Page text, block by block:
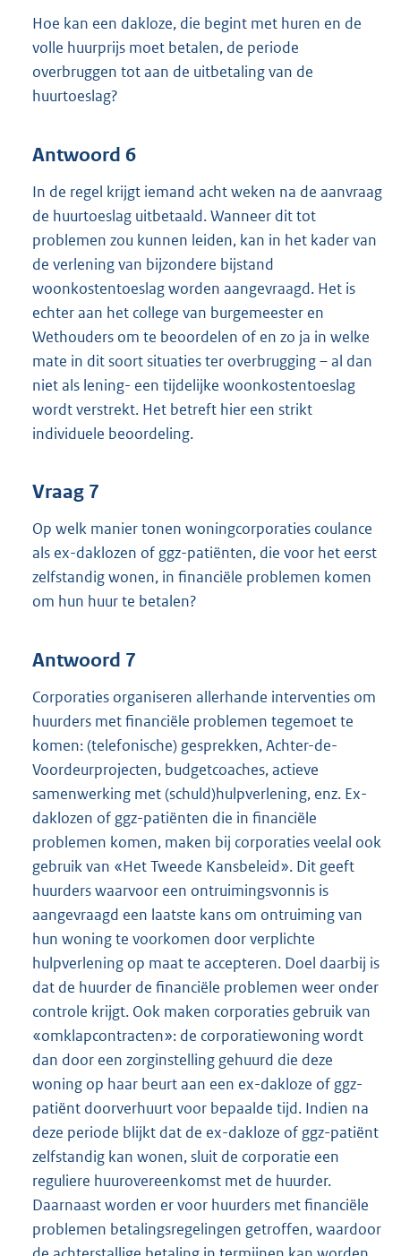
Hoe kan een dakloze, die begint met huren en de
volle huurprijs moet betalen, de periode
overbruggen tot aan de uitbetaling van de
huurtoeslag?
Antwoord 6
In de regel krijgt iemand acht weken na de aanvraag
de huurtoeslag uitbetaald. Wanneer dit tot
problemen zou kunnen leiden, kan in het kader van
de verlening van bijzondere bijstand
woonkostentoeslag worden aangevraagd. Het is
echter aan het college van burgemeester en
Wethouders om te beoordelen of en zo ja in welke
mate in dit soort situaties ter overbrugging – al dan
niet als lening- een tijdelijke woonkostentoeslag
wordt verstrekt. Het betreft hier een strikt
individuele beoordeling.
Vraag 7
Op welk manier tonen woningcorporaties coulance
als ex-daklozen of ggz-patiënten, die voor het eerst
zelfstandig wonen, in financiële problemen komen
om hun huur te betalen?
Antwoord 7
Corporaties organiseren allerhande interventies om
huurders met financiële problemen tegemoet te
komen: (telefonische) gesprekken, Achter-de-
Voordeurprojecten, budgetcoaches, actieve
samenwerking met (schuld)hulpverlening, enz. Ex-
daklozen of ggz-patiënten die in financiële
problemen komen, maken bij corporaties veelal ook
gebruik van «Het Tweede Kansbeleid». Dit geeft
huurders waarvoor een ontruimingsvonnis is
aangevraagd een laatste kans om ontruiming van
hun woning te voorkomen door verplichte
hulpverlening op maat te accepteren. Doel daarbij is
dat de huurder de financiële problemen weer onder
controle krijgt. Ook maken corporaties gebruik van
«omklapcontracten»: de corporatiewoning wordt
dan door een zorginstelling gehuurd die deze
woning op haar beurt aan een ex-dakloze of ggz-
patiënt doorverhuurt voor bepaalde tijd. Indien na
deze periode blijkt dat de ex-dakloze of ggz-patiënt
zelfstandig kan wonen, sluit de corporatie een
reguliere huurovereenkomst met de huurder.
Daarnaast worden er voor huurders met financiële
problemen betalingsregelingen getroffen, waardoor